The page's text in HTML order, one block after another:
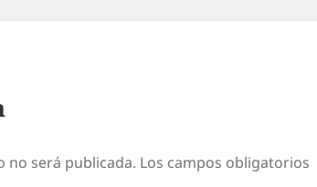
no será publicada. Los campos obligatorios